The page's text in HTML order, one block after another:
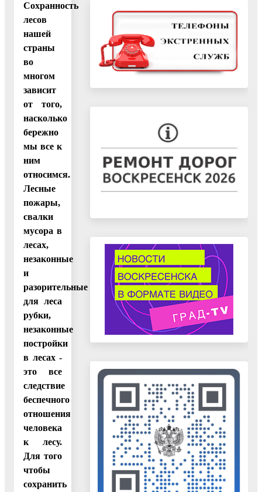
Сохранность
лесов
нашей
страны
во
многом
зависит
от того,
насколько
бережно
мы все к
ним
относимся.
Лесные
пожары,
свалки
мусора в
лесах,
незаконные
и
разорительные
для леса
рубки,
незаконные
постройки
в лесах -
это все
следствие
беспечного
отношения
человека
к лесу.
Для того
чтобы
сохранить